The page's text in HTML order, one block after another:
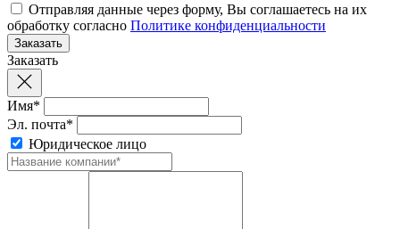
Отправляя данные через форму, Вы соглашаетесь на их
обработку согласно Политике конфиденциальности
Заказать
Имя*
Эл. почта*
Юридическое лицо